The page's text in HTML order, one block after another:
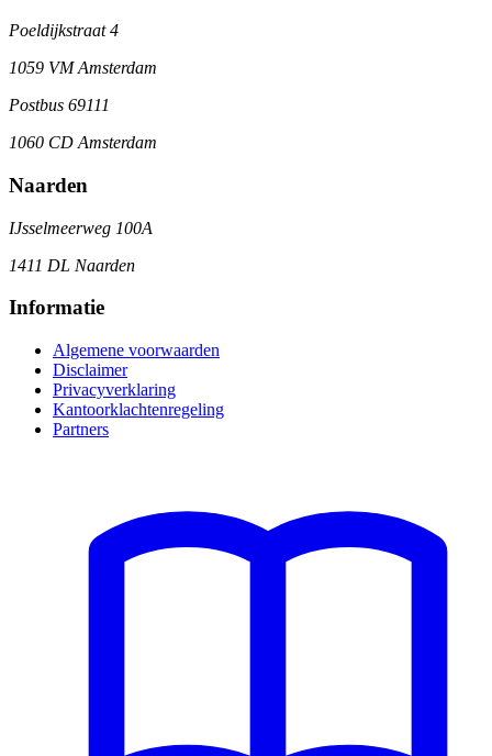
Poeldijkstraat 4
1059 VM Amsterdam
Postbus 69111
1060 CD Amsterdam
Naarden
IJsselmeerweg 100A
1411 DL Naarden
Informatie
Algemene voorwaarden
Disclaimer
Privacyverklaring
Kantoorklachtenregeling
Partners